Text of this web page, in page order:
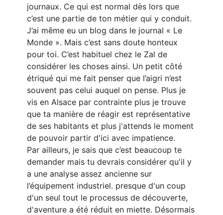
journaux. Ce qui est normal dès lors que
c’est une partie de ton métier qui y conduit.
J’ai même eu un blog dans le journal « Le
Monde ». Mais c’est sans doute honteux
pour toi. C’est habituel chez le Zal de
considérer les choses ainsi. Un petit côté
étriqué qui me fait penser que l’aigri n’est
souvent pas celui auquel on pense. Plus je
vis en Alsace par contrainte plus je trouve
que ta manière de réagir est représentative
de ses habitants et plus j'attends le moment
de pouvoir partir d'ici avec impatience.
Par ailleurs, je sais que c’est beaucoup te
demander mais tu devrais considérer qu'il y
a une analyse assez ancienne sur
l’équipement industriel. presque d'un coup
d'un seul tout le processus de découverte,
d'aventure a été réduit en miette. Désormais